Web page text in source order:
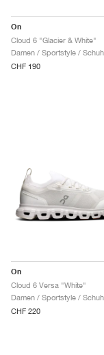
On
Cloud 6 "Glacier & White"
Damen / Sportstyle /
CHF 190
On
Cloud 6 Versa "White"
Damen / Sportstyle /
CHF 220